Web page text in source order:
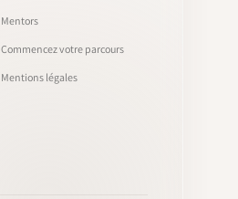
Mentors
Commencez votre parcours
Mentions légales